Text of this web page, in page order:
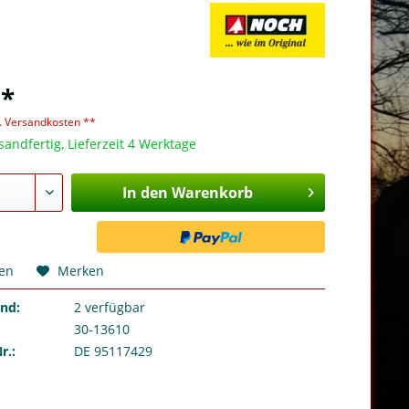
Versandkosten **
Lieferzeit 4 Werktage
In den Warenkorb
Merken
2 verfügbar
30-13610
DE 95117429